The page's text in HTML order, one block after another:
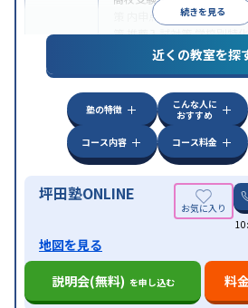
続きを見る
内申点対策学習習慣の定
策推薦入試対策学校別特
共通テスト対策英検(
特徴
中高一貫校生に対応授業
学習にPC・タブレット
科目から受講可能季節講
の子どもに対応
近くの教室を探
塾の特徴
こんな人に
おすすめ
コース内容
コース料金
坪田塾ONLINE
地図を見る
説明会(無料) を申し込む 料